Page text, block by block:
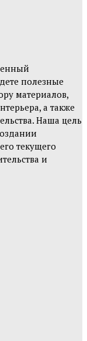
полезные
материалов,
а также
Наша цель
текущего
и